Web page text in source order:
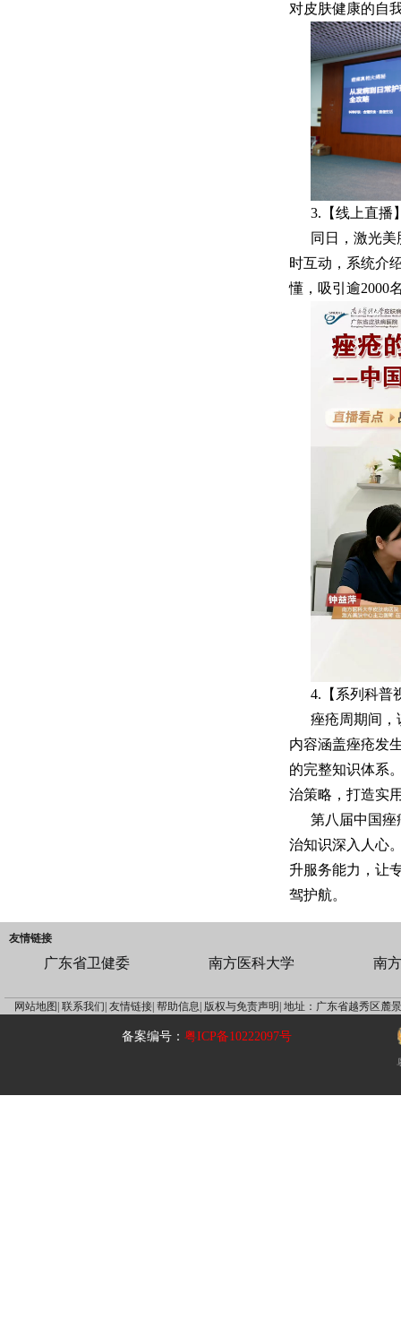
对皮肤健康的自
3.【线上直播
同日，激光
时互动，系统介
懂，吸引逾2000
4.【系列科普
痤疮周期间，
内容涵盖痤疮发
的完整知识体系
治策略，打造实
第八届中国
治知识深入人心
升服务能力，让
驾护航。
友情链接
广东省卫健委 南方医科大学 南
网站地图| 联系我们| 友情链接| 帮助信息| 版权与免责声明| 地址：广东省越秀区麓
备案编号：粤ICP备10222097号